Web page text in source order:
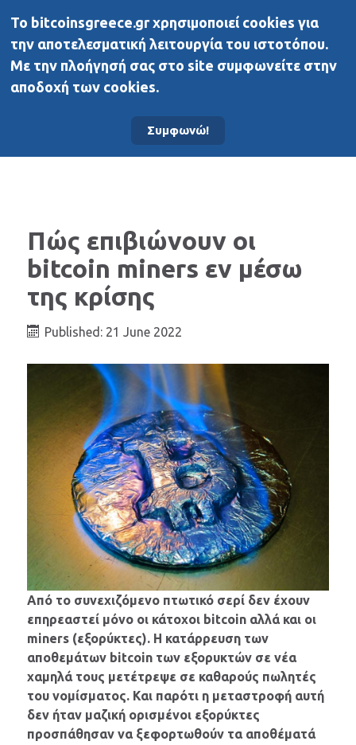
BitcoinsGreece
Νέα
Πώς επιβιώνουν οι
bitcoin miners εν μέσω
της κρίσης
Published: 21 June 2022
Από το συνεχιζόμενο πτωτικό σερί δεν έχουν
επηρεαστεί μόνο οι κάτοχοι bitcoin αλλά και οι
miners (εξορύκτες). Η κατάρρευση των
αποθεμάτων bitcoin των εξορυκτών σε νέα
χαμηλά τους μετέτρεψε σε καθαρούς πωλητές
του νομίσματος. Και παρότι η μεταστροφή αυτή
δεν ήταν μαζική ορισμένοι εξορύκτες
προσπάθησαν να ξεφορτωθούν τα αποθέματά
To bitcoinsgreece.gr χρησιμοποιεί cookies για
την αποτελεσματική λειτουργία του ιστοτόπου.
Με την πλοήγησή σας στο site συμφωνείτε στην
αποδοχή των cookies.
Συμφωνώ!